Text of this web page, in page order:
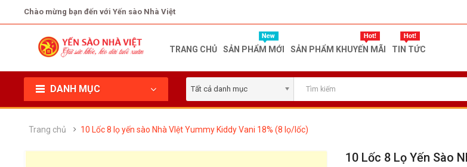
Chào mừng bạn đến với Yến sào Nhà Việt
TRANG CHỦ SẢN PHẨM MỚI SẢN PHẨM KHUYẾN MÃI TIN TỨC
DANH MỤC Tất cả danh mục
Trang chủ 10 Lốc 8 lọ yến sào Nhà VIệt Yummy Kiddy Vani 18% (8 lọ/lốc)
10 Lốc 8 Lọ Yến Sào